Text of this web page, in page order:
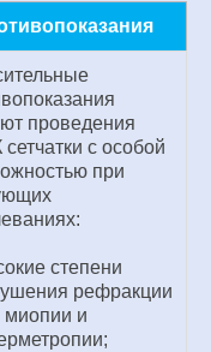
проведения
с особой
при
степени
рефракции
миопии и